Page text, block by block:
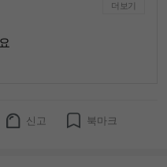
더보기
신고 북마크